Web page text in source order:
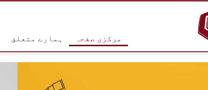
مرکزی صفحہ ہمارے متعلق